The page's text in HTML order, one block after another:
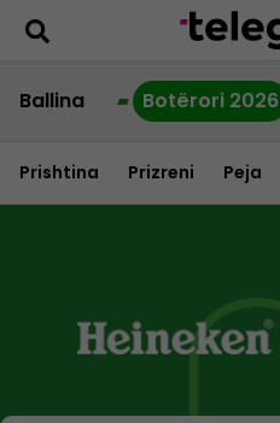
Ballina Botërori 2026
Prishtina Prizreni Peja